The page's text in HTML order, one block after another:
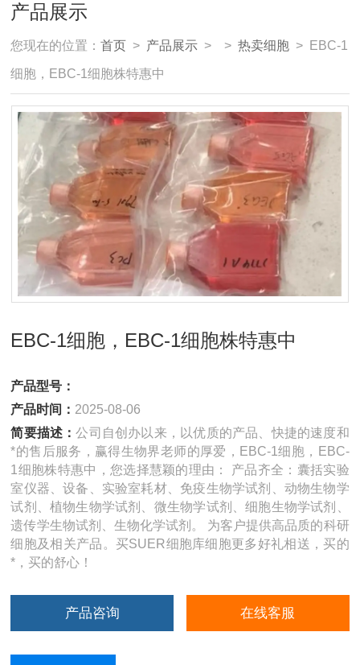
产品展示
您现在的位置：首页 > 产品展示 > >热卖细胞 > EBC-1
细胞，EBC-1细胞株特惠中
EBC-1细胞，EBC-1细胞株特惠中
产品型号：
产品时间： 2025-08-06
简要描述：公司自创办以来，以优质的产品、快捷的速度和
*的售后服务，赢得生物界老师的厚爱，EBC-1细胞，EBC-
1细胞株特惠中，您选择慧颖的理由： 产品齐全：囊括实验
室仪器、设备、实验室耗材、免疫生物学试剂、动物生物学
试剂、植物生物学试剂、微生物学试剂、细胞生物学试剂、
遗传学生物试剂、生物化学试剂。 为客户提供高品质的科研
细胞及相关产品。买SUER细胞库细胞更多好礼相送，买的
*，买的舒心！
产品咨询 在线客服